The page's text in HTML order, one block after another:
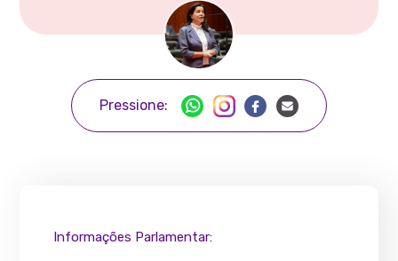
Pressione:
Informações Parlamentar: